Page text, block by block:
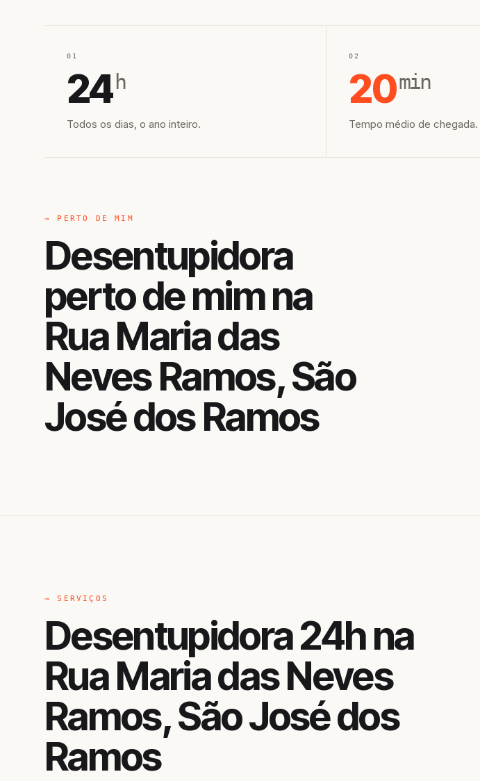
01
24 h
Todos os dias, o ano inteiro.
02
20min
Tempo médio de chegada.
→ PERTO DE MIM
Desentupidora
perto de mim na
Rua Maria das
Neves Ramos, São
José dos Ramos
→ SERVIÇOS
Desentupidora 24h na
Rua Maria das Neves
Ramos, São José dos
Ramos